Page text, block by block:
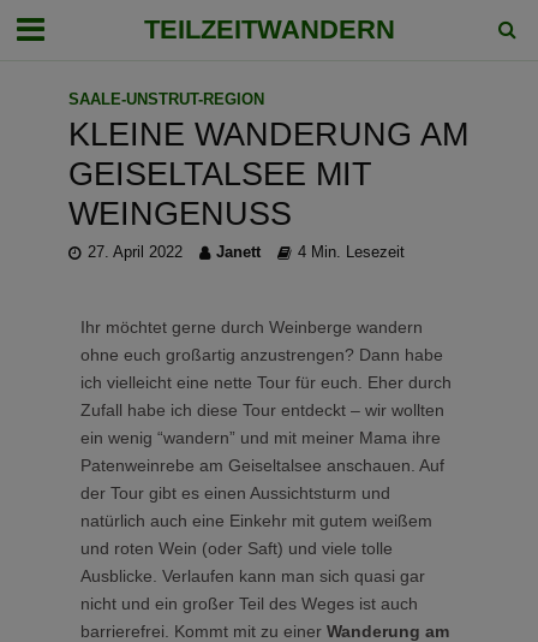
TEILZEITWANDERN
SAALE-UNSTRUT-REGION
KLEINE WANDERUNG AM
GEISELTALSEE MIT
WEINGENUSS
27. April 2022 Janett 4 Min. Lesezeit
Ihr möchtet gerne durch Weinberge wandern
ohne euch großartig anzustrengen? Dann habe
ich vielleicht eine nette Tour für euch. Eher durch
Zufall habe ich diese Tour entdeckt – wir wollten
ein wenig “wandern” und mit meiner Mama ihre
Patenweinrebe am Geiseltalsee anschauen. Auf
der Tour gibt es einen Aussichtsturm und
natürlich auch eine Einkehr mit gutem weißem
und roten Wein (oder Saft) und viele tolle
Ausblicke. Verlaufen kann man sich quasi gar
nicht und ein großer Teil des Weges ist auch
barrierefrei. Kommt mit zu einer Wanderung am